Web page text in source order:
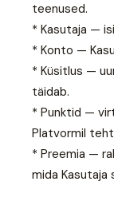
teenused.
* Kasutaja —
* Konto —
* Küsitlus —
täidab.
* Punktid —
Platvormil
* Preemia —
mida Kasutaja